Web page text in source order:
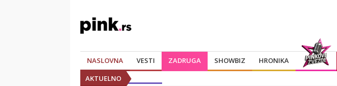
NASLOVNA VESTI ZADRUGA SHOWBIZ HRONIKA
AKTUELNO